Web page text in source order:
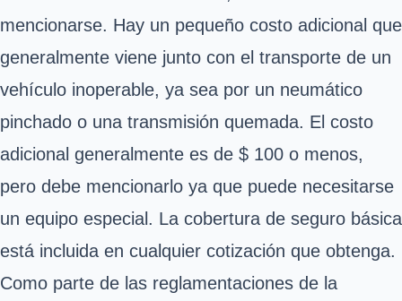
mencionarse. Hay un pequeño costo adicional que
generalmente viene junto con el transporte de un
vehículo inoperable, ya sea por un neumático
pinchado o una transmisión quemada. El costo
adicional generalmente es de $ 100 o menos,
pero debe mencionarlo ya que puede necesitarse
un equipo especial. La cobertura de seguro básica
está incluida en cualquier cotización que obtenga.
Como parte de las reglamentaciones de la